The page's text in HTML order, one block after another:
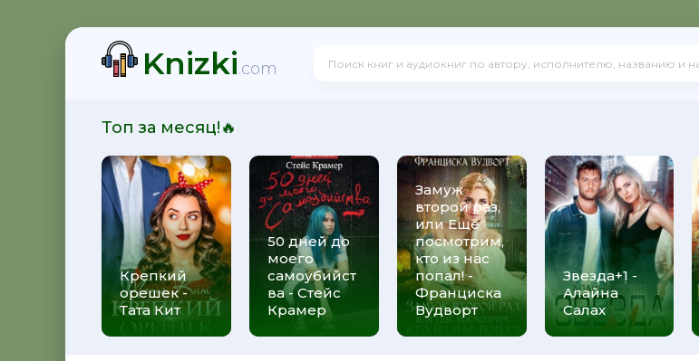
Knizki.com
Топ за месяц!🔥
Крепкий
орешек -
Тата Кит
50 дней до
моего
самоубийст
ва - Стейс
Крамер
Замуж
второй раз,
или Ещё
посмотрим,
кто из нас
попал! -
Франциска
Вудворт
Звезда+1 -
Алайна
Салах
- Сергей Михеенков
- Михаил Шторм